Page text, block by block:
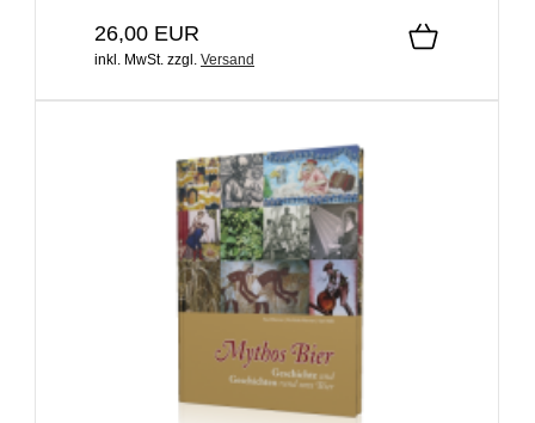
26,00 EUR
inkl. MwSt. zzgl. Versand